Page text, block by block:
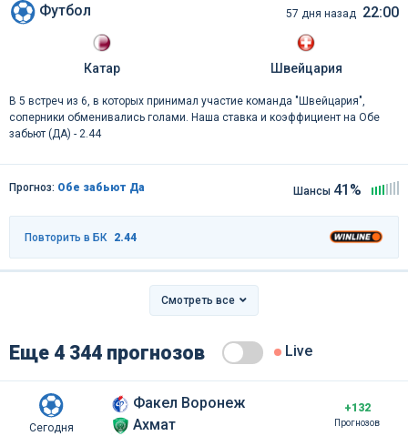
Футбол 57 дня назад 22:00
Катар Швейцария
В 5 встреч из 6, в которых принимал участие команда "Швейцария",
соперники обменивались голами. Наша ставка и коэффициент на Обе
забьют (ДА) - 2.44
Прогноз: Обе забьют Да Шансы 41%
Повторить в БК 2.44
Смотреть все
Еще 4 344 прогнозов Live
Сегодня
Факел Воронеж
Ахмат
+132
Прогнозов